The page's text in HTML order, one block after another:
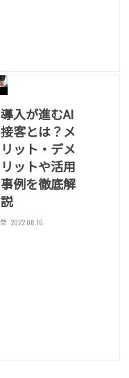
導入が進むAI
接客とは？メ
リット・デメ
リットや活用
事例を徹底解
説
2022.08.16